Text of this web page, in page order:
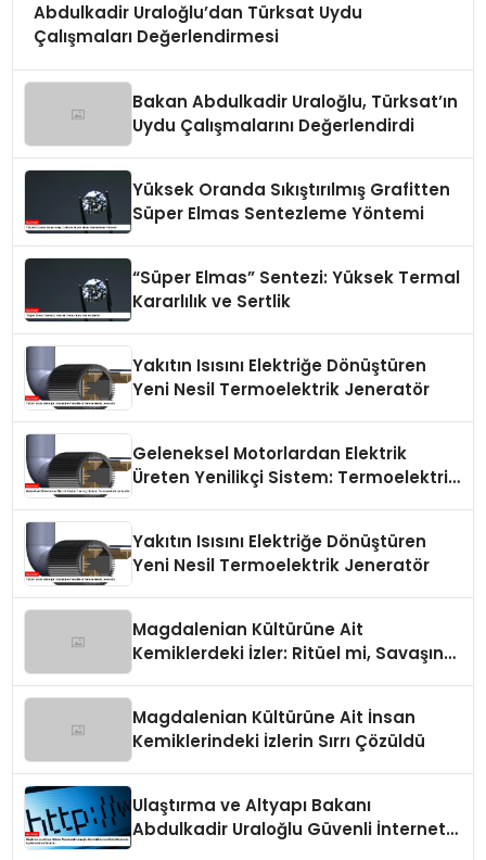
Abdulkadir Uraloğlu’dan Türksat Uydu
Çalışmaları Değerlendirmesi
Bakan Abdulkadir Uraloğlu, Türksat’ın
Uydu Çalışmalarını Değerlendirdi
Yüksek Oranda Sıkıştırılmış Grafitten
Süper Elmas Sentezleme Yöntemi
“Süper Elmas” Sentezi: Yüksek Termal
Kararlılık ve Sertlik
Yakıtın Isısını Elektriğe Dönüştüren
Yeni Nesil Termoelektrik Jeneratör
Geleneksel Motorlardan Elektrik
Üreten Yenilikçi Sistem: Termoelektrik
Yakıtın Isısını Elektriğe Dönüştüren
Yeni Nesil Termoelektrik Jeneratör
Magdalenian Kültürüne Ait
Kemiklerdeki İzler: Ritüel mi, Savaşın
Magdalenian Kültürüne Ait İnsan
Kemiklerindeki İzlerin Sırrı Çözüldü
Ulaştırma ve Altyapı Bakanı
Abdulkadir Uraloğlu Güvenli İnternet